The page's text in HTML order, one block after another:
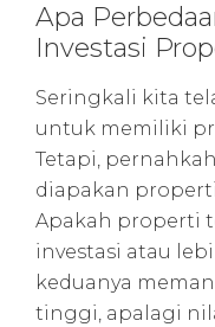
Apa
Investasi
Seringkali kita
untuk memiliki
Tetapi,
diapakan
Apakah properti
investasi atau
keduanya
tinggi, apalagi